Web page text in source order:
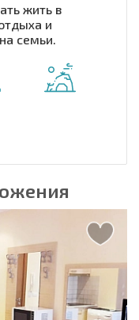
жить в
и
семьи.